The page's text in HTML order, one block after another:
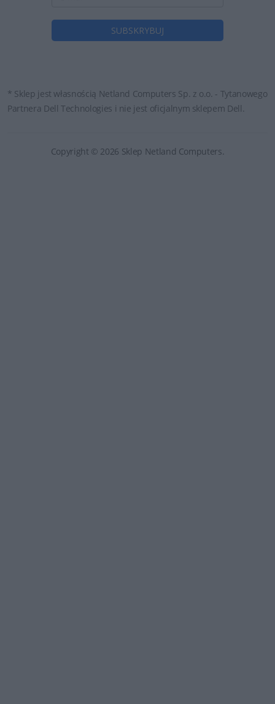
* Sklep jest własnością Netland Computers Sp. z o.o. - Tytanowego
Partnera Dell Technologies i nie jest oficjalnym sklepem Dell.
Copyright © 2026 Sklep Netland Computers.